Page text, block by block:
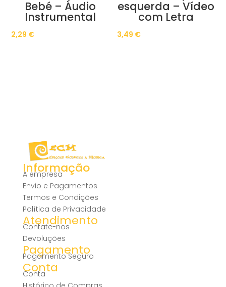
Bebé – Áudio
Instrumental
2,29 €
esquerda – Vídeo
com Letra
3,49 €
Informação
A empresa
Envio e Pagamentos
Termos e Condições
Política de Privacidade
Atendimento
Contate-nos
Devoluções
Pagamento
Pagamento Seguro
Conta
Conta